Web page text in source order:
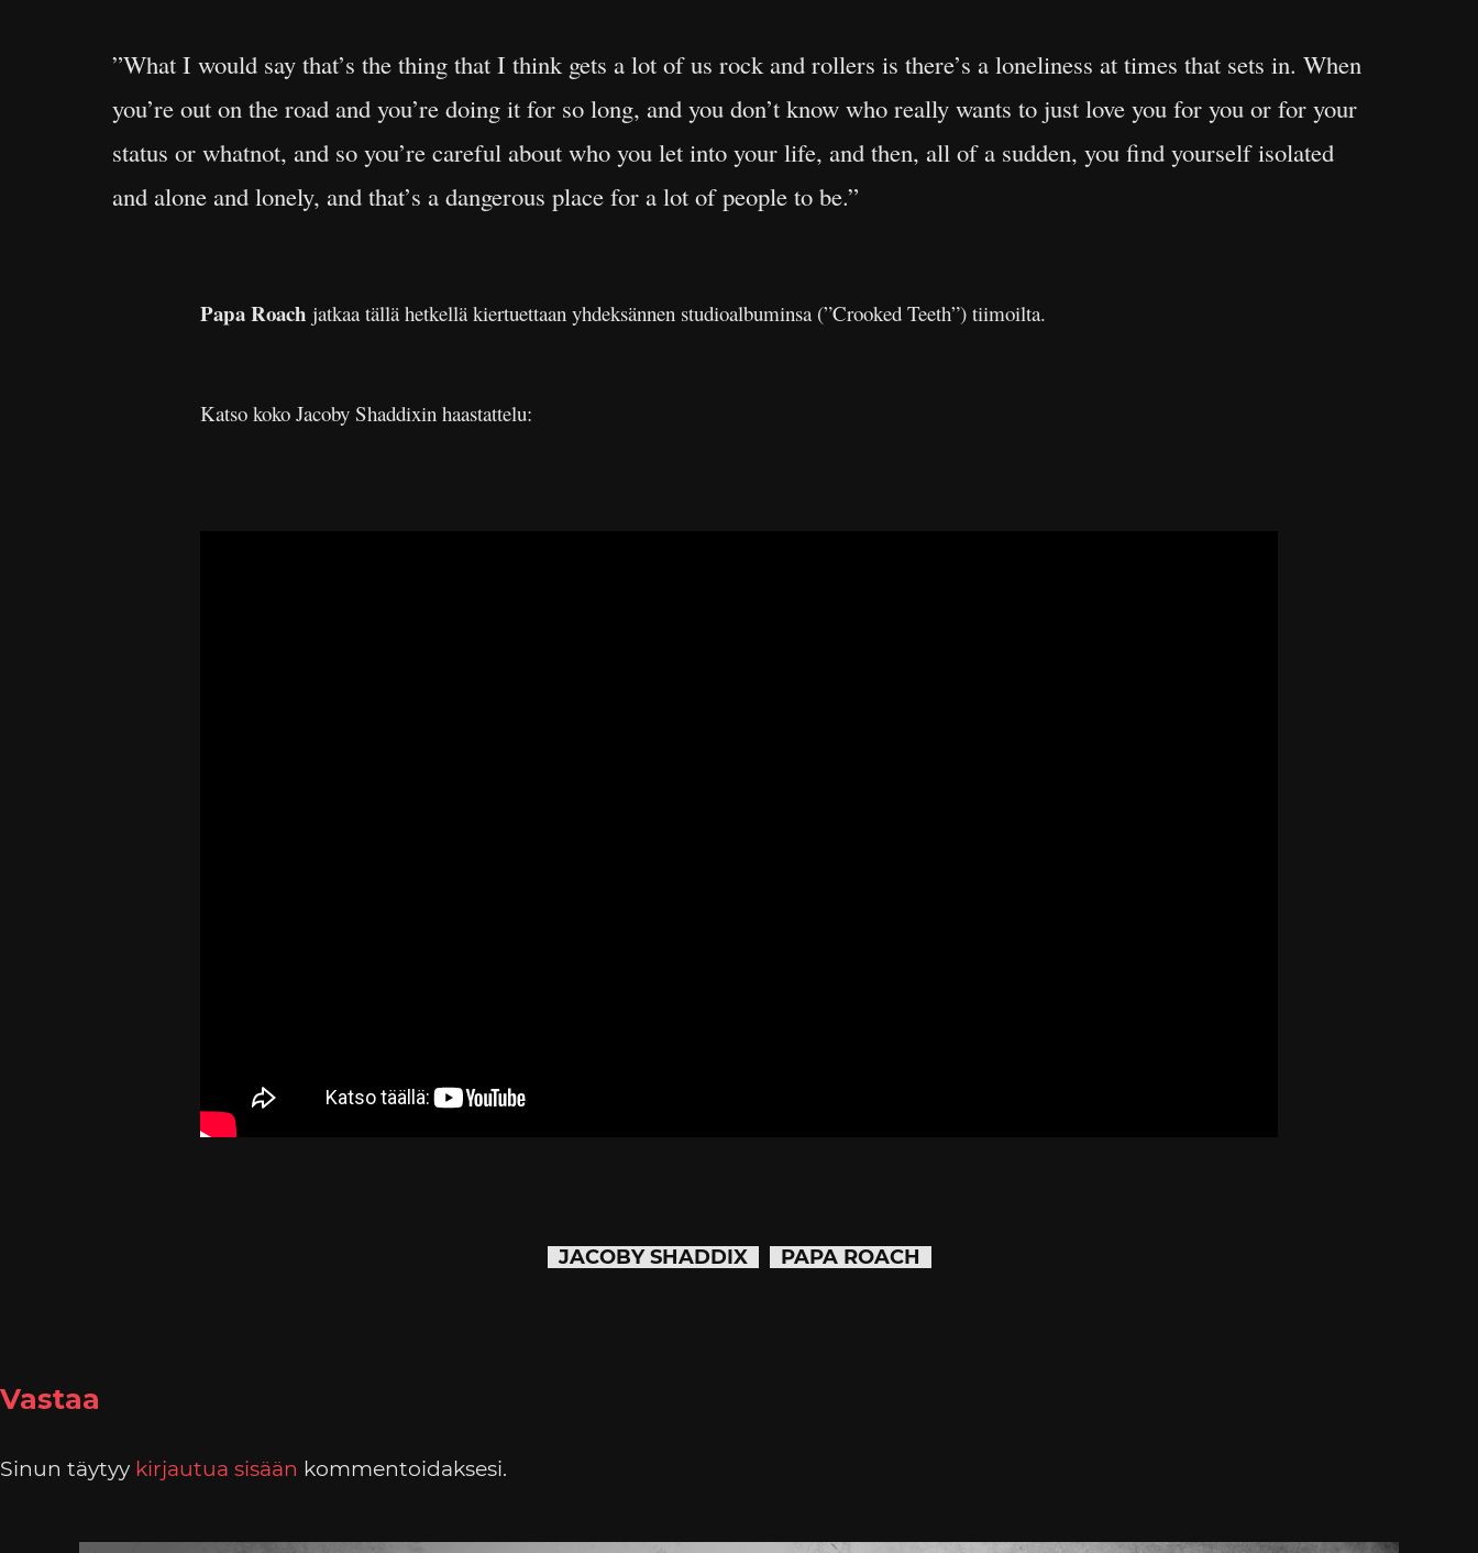
”What I would say that’s the thing that I think gets a lot of us rock and rollers is there’s a loneliness at times that sets in. When
you’re out on the road and you’re doing it for so long, and you don’t know who really wants to just love you for you or for your
status or whatnot, and so you’re careful about who you let into your life, and then, all of a sudden, you find yourself isolated
and alone and lonely, and that’s a dangerous place for a lot of people to be.”
Papa Roach jatkaa tällä hetkellä kiertuettaan yhdeksännen studioalbuminsa (”Crooked Teeth”) tiimoilta.
Katso koko Jacoby Shaddixin haastattelu:
JACOBY SHADDIX PAPA ROACH
Vastaa
Sinun täytyy kirjautua sisään kommentoidaksesi.